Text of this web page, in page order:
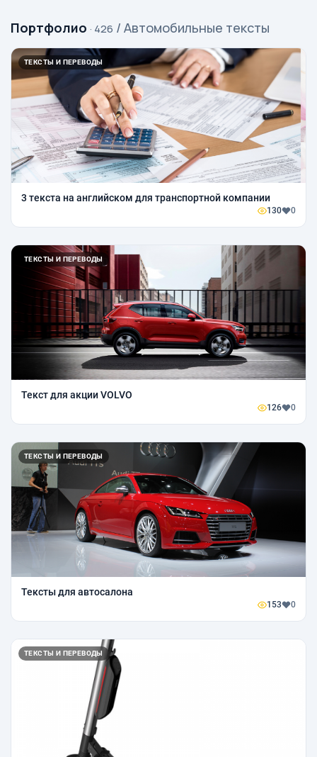
Портфолио · 426 / Автомобильные тексты
ТЕКСТЫ И ПЕРЕВОДЫ
3 текста на английском для транспортной компании
130 0
ТЕКСТЫ И ПЕРЕВОДЫ
Текст для акции VOLVO
126 0
ТЕКСТЫ И ПЕРЕВОДЫ
Тексты для автосалона
153 0
ТЕКСТЫ И ПЕРЕВОДЫ